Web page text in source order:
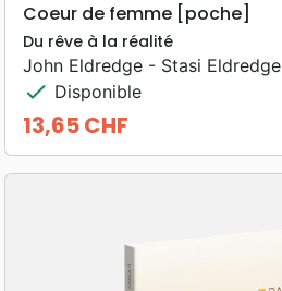
Coeur de femme [poche]
Du rêve à la réalité
John Eldredge - Stasi Eldredge
check Disponible
Prix
13,65 CHF